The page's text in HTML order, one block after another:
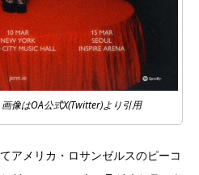
画像はOA公式X(Twitter)より引用
アメリカ・ロサンゼルスのピーコ